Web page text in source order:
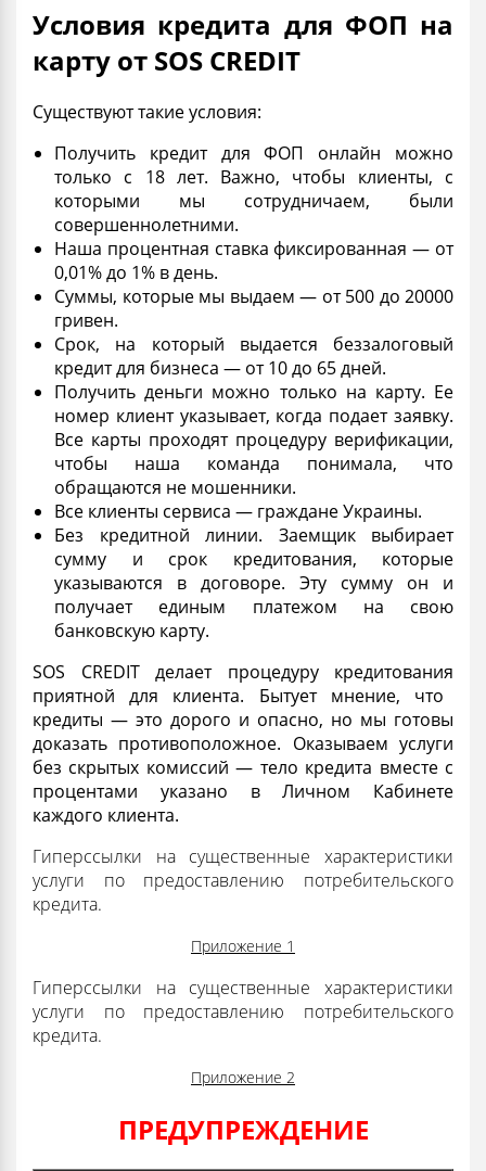
Условия кредита для ФОП на
карту от SOS CREDIT
Существуют такие условия:
Получить кредит для ФОП онлайн можно
только с 18 лет. Важно, чтобы клиенты, с
которыми мы сотрудничаем, были
совершеннолетними.
Наша процентная ставка фиксированная — от
0,01% до 1% в день.
Суммы, которые мы выдаем — от 500 до 20000
гривен.
Срок, на который выдается беззалоговый
кредит для бизнеса — от 10 до 65 дней.
Получить деньги можно только на карту. Ее
номер клиент указывает, когда подает заявку.
Все карты проходят процедуру верификации,
чтобы наша команда понимала, что
обращаются не мошенники.
Все клиенты сервиса — граждане Украины.
Без кредитной линии. Заемщик выбирает
сумму и срок кредитования, которые
указываются в договоре. Эту сумму он и
получает единым платежом на свою
банковскую карту.
SOS CREDIT делает процедуру кредитования
приятной для клиента. Бытует мнение, что
кредиты — это дорого и опасно, но мы готовы
доказать противоположное. Оказываем услуги
без скрытых комиссий — тело кредита вместе с
процентами указано в Личном Кабинете
каждого клиента.
Гиперссылки на существенные характеристики
услуги по предоставлению потребительского
кредита.
Приложение 1
Гиперссылки на существенные характеристики
услуги по предоставлению потребительского
кредита.
Приложение 2
ПРЕДУПРЕЖДЕНИЕ